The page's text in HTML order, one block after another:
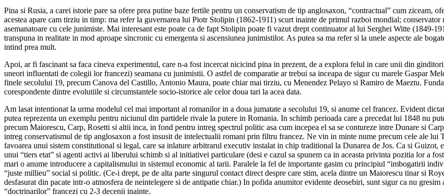
Pina si Rusia, a carei istorie pare sa ofere prea putine baze fertile pentru un conservatism de tip anglosaxon, “contractual” cum ziceam,
acestea apare cam tirziu in timp: ma refer la guvernarea lui Piotr Stolipin (1862-1911) scurt inainte de primul razboi mondial;
asemanatoare cu cele junimiste. Mai interesant este poate ca de fapt Stolipin poate fi vazut drept continuator al lui Serghei Witte (1849-
transpuna in realitate in mod aproape sincronic cu emergenta si ascensiunea junimistilor. As putea sa ma refer si la unele aspecte ale
intind prea mult.
Apoi, ar fi fascinant sa faca cineva experimentul, care n-a fost incercat nicicind pina in prezent, de a explora felul in care unii din
uneori influentati de colegii lor francezi) seamana cu junimistii. O astfel de comparatie ar trebui sa inceapa de sigur cu marele Gaspar
finele secolului 19, precum Canova del Castillo, Antonio Maura, poate chiar mai tirziu, cu Menendez Pelayo si Ramiro de Maeztu.
corespondente dintre evolutiile si circumstantele socio-istorice ale celor doua tari la acea data.
Am lasat intentionat la urma modelul cel mai important al romanilor in a doua jumatate a secolului 19, si anume cel francez. Evident
putea reprezenta un exemplu pentru niciunul din partidele rivale la putere in Romania. In schimb perioada care a precedat lui 1848 nu
precum Maiorescu, Carp, Rosetti si altii inca, in fond pentru intreg spectrul politic asa cum incepea el sa se contureze intre Dunare si
intreg conservatismul de tip anglosaxon a fost insusit de intelectualii romani prin filtru francez. Ne vin in minte nume precum cele ale
favoarea unui sistem constitutional si legal, care sa inlature arbitrarul executiv instalat in chip traditional la Dunarea de Jos. Ca si
unui “tiers etat” si agenti activi ai liberului schimb si al initiativei particulare (desi e cazul sa spunem ca in aceasta privinta pozitia lor a
mari o anume introducere a capitalismului in sistemul economic al tarii. Paralele la fel de importante gasim cu principiul “imbogatirii
“juste millieu” social si politic. (Ce-i drept, pe de alta parte singurul contact direct despre care stim, acela dintre un Maiorescu tinar si
desfasurat din pacate intr-o atmosfera de neintelegere si de antipatie chiar.) In pofida anumitor evidente deosebiri, sunt sigur ca nu
“doctrinarilor” francezi cu 2-3 decenii inainte.